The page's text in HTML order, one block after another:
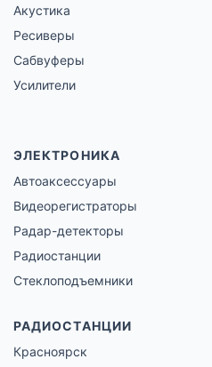
Акустика
Ресиверы
Сабвуферы
Усилители
ЭЛЕКТРОНИКА
Автоаксессуары
Видеорегистраторы
Радар-детекторы
Радиостанции
Стеклоподъемники
РАДИОСТАНЦИИ
Красноярск